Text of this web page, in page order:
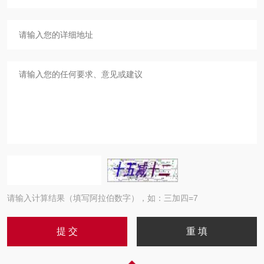
请输入计算结果（填写阿拉伯数字），如：三加四=7